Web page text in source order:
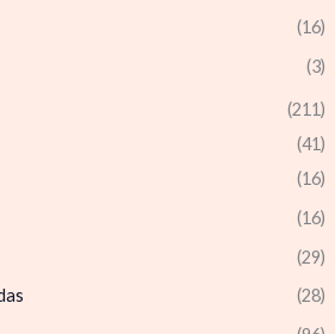
(16)
(3)
(211)
(41)
(16)
(16)
(29)
(28)